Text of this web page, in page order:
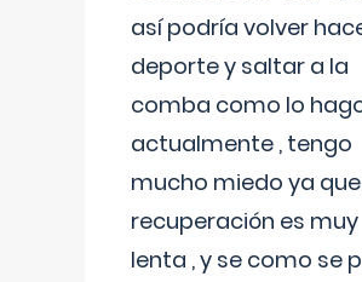
así podría volver
deporte y saltar a la
comba como lo
actualmente , tengo
mucho miedo ya
recuperación es muy
lenta , y se como se